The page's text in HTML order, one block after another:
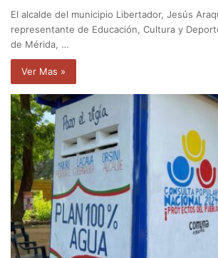
El alcalde del municipio Libertador, Jesús
representante de Educación, Cultura y
de Mérida, …
Ver Mas »